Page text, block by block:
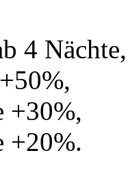
4
+30%,
+20%.